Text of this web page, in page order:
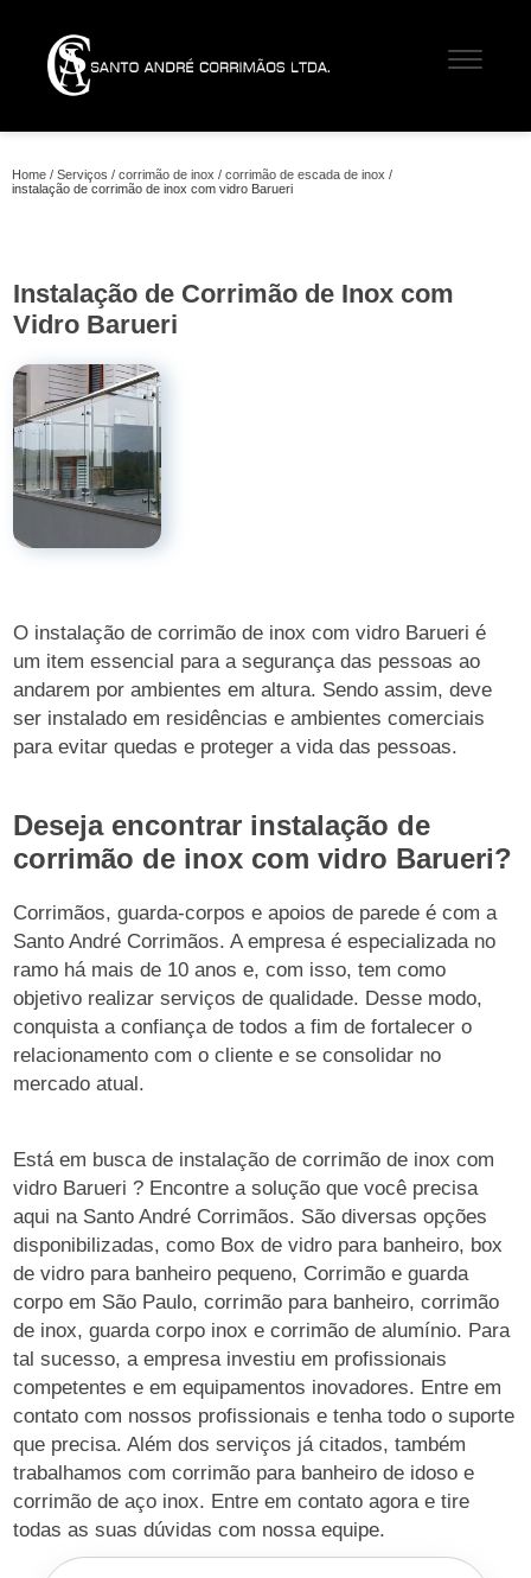
Home Serviços corrimão de inox
corrimão de escada de inox
instalação de corrimão de inox com vidro Barueri
Instalação de Corrimão de Inox com
Vidro Barueri
O instalação de corrimão de inox com vidro Barueri é
um item essencial para a segurança das pessoas ao
andarem por ambientes em altura. Sendo assim, deve
ser instalado em residências e ambientes comerciais
para evitar quedas e proteger a vida das pessoas.
Deseja encontrar instalação de
corrimão de inox com vidro Barueri?
Corrimãos, guarda-corpos e apoios de parede é com a
Santo André Corrimãos. A empresa é especializada no
ramo há mais de 10 anos e, com isso, tem como
objetivo realizar serviços de qualidade. Desse modo,
conquista a confiança de todos a fim de fortalecer o
relacionamento com o cliente e se consolidar no
mercado atual.
Está em busca de instalação de corrimão de inox com
vidro Barueri ? Encontre a solução que você precisa
aqui na Santo André Corrimãos. São diversas opções
disponibilizadas, como Box de vidro para banheiro, box
de vidro para banheiro pequeno, Corrimão e guarda
corpo em São Paulo, corrimão para banheiro, corrimão
de inox, guarda corpo inox e corrimão de alumínio. Para
tal sucesso, a empresa investiu em profissionais
competentes e em equipamentos inovadores. Entre em
contato com nossos profissionais e tenha todo o suporte
que precisa. Além dos serviços já citados, também
trabalhamos com corrimão para banheiro de idoso e
corrimão de aço inox. Entre em contato agora e tire
todas as suas dúvidas com nossa equipe.